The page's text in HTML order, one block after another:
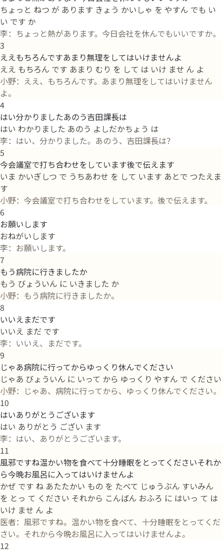
ちょっと ねつ が あります きょう かいしゃ を やすん でも い
い です か
李：ちょっと熱があります。今日会社を休んでもいいですか。
3
ええもちろんですあまり無理をしてはいけませんよ
ええ もちろん です あまり むり を して は いけ ませ ん よ
小野：ええ、もちろんです。あまり無理をしてはいけません
よ。
4
はい分かりましたあのう吉田課長は
はい わかりました あのう よしだかちょう は
李：はい、分かりました。あのう、吉田課長は？
5
今会議室で打ち合わせをしています後で伝えます
いま かいぎしつ で うちあわせ を して います あとで つたえま
す
小野：今会議室で打ち合わせをしています。後で伝えます。
6
お願いします
おねがいします
李：お願いします。
7
もう病院に行きましたか
もう びょういん に いきました か
小野：もう病院に行きましたか。
8
いいえまだです
いいえ まだ です
李：いいえ、まだです。
9
じゃあ病院に行ってからゆっくり休んでください
じゃあ びょういん に いって から ゆっくり やすん で ください
小野：じゃあ、病院に行ってから、ゆっくり休んでください。
10
はいありがとうございます
はい ありがとう ござい ます
李：はい、ありがとうございます。
11
風邪ですね温かい物を食べて十分睡眠をとってくださいそれか
ら今晩お風呂に入ってはいけませんよ
かぜ です ね あたたかい もの を たべて じゅうぶん すいみん
を とっ て ください それから こんばん おふろ に はいっ て は
いけ ませ ん よ
医者：風邪ですね。温かい物を食べて、十分睡眠をとってくだ
さい。それから今晩お風呂に入ってはいけませんよ。
12